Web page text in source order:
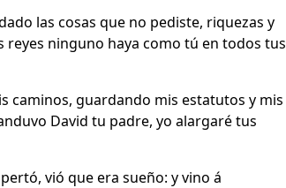
las cosas que no pediste, riquezas y
reyes ninguno haya como tú en todos tus
caminos, guardando mis estatutos y mis
David tu padre, yo alargaré tus
vió que era sueño: y vino á